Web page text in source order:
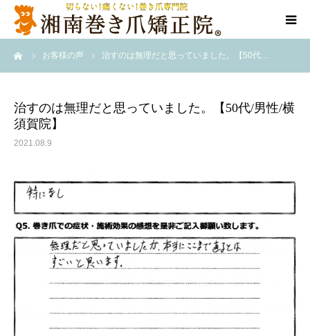
お客様の声 治すのは無理だと思っていました。【50代…
治すのは無理だと思っていました。【50代/男性/横
須賀院】
2021.08.9
当院について
料金/メニュー
施術事例
訪問施術
ブログ/SNS